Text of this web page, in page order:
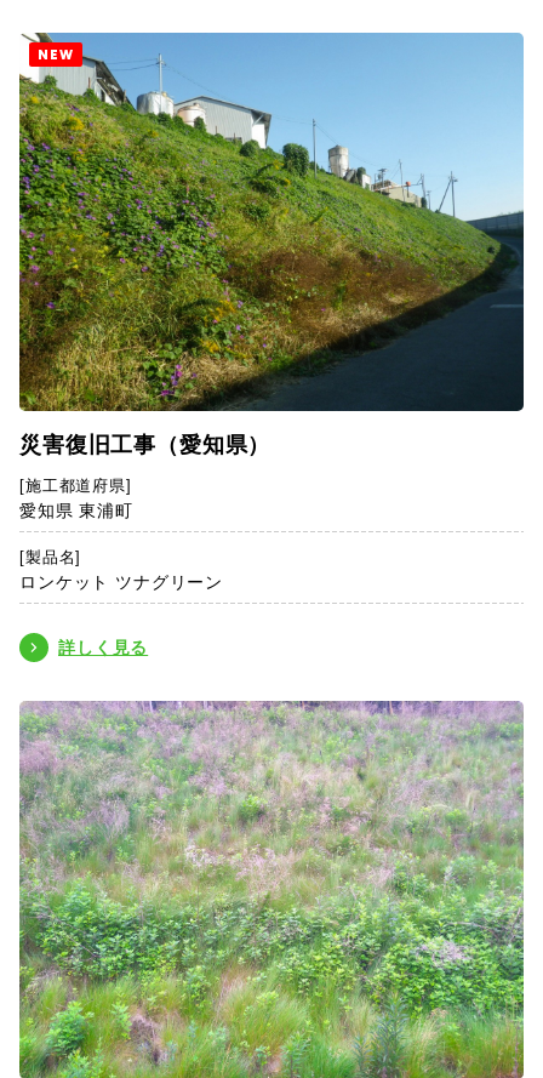
NEW
災害復旧工事（愛知県）
[施工都道府県]
愛知県 東浦町
[製品名]
ロンケット ツナグリーン
詳しく見る